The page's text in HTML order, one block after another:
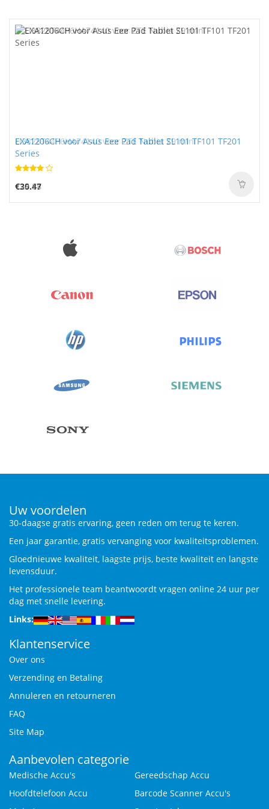
EXA1206CH voor Asus Eee Pad Tablet SL101 TF101 TF201
Series
€30.47
LI3828T44P6HA74140 voor ZTE Nubia Z9 mini
€25.88
Uw voordelen
30-daagse gratis ervaring, geen reden om terug te keren.
Een jaar garantie, gratis vervanging voor kwaliteitsproblemen.
Gloednieuwe kwaliteit, laagste prijs, beste kwaliteit en langste
levensduur.
Het professionele team beantwoordt vragen online 24 uur per
dag met snelle levering.
Links:
Klantenservice
Over ons
Verzending en Betaling
Annuleren en retourneren
FAQ
Site Map
Aanbevolen categorie
Medische Accu's
Gereedschap Accu
Hoofdtelefoon Accu
Barcode Scanner Accu's